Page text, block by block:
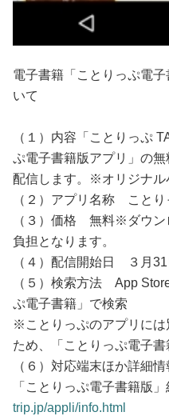
電子書籍「ことりっぷ電
いて
（１）内容「ことりっぷ
ぷ電子書籍版アプリ」の
配信します。※オリジナル
（２）アプリ名称 ことり
（３）価格 無料※ダウン
負担となります。
（４）配信開始日 ３月31
（５）検索方法 App
ぷ電子書籍」で検索
※ことりっぷのアプリには
ため、「ことりっぷ電子書
（６）対応端末ほか詳細
「ことりっぷ電子書籍版
trip.jp/appli/info.html